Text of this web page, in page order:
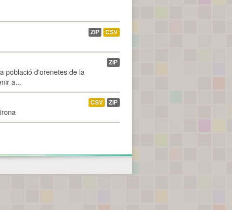
ZIP CSV
població d'orenetes de la
a...
ZIP
CSV ZIP